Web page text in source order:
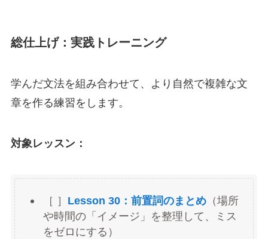
総仕上げ：実践トレーニング
学んだ文法を組み合わせて、より自然で複雑な文
章を作る練習をします。
対象レッスン：
［ ］ Lesson 30：前置詞のまとめ（場所
や時間の「イメージ」を整理して、ミス
をゼロにする）